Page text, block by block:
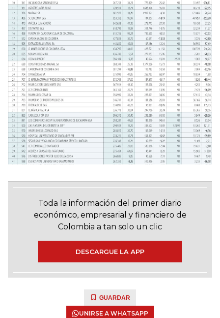
Toda la información del primer diario
económico, empresarial y financiero de
Colombia a tan solo un clic
DESCARGUE LA APP
GUARDAR
UNIRSE A WHATSAPP